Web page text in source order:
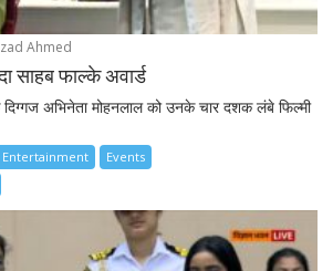
Ahmed
साहब फाल्के अवार्ड
अभिनेता मोहनलाल को उनके चार दशक लंबे फिल्मी
Entertainment
Events